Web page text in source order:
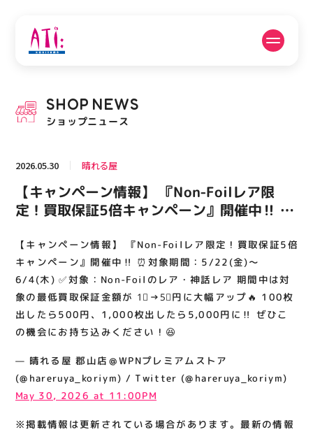
PICK UP NEWS
ピックアップニュース
フロアガイド 営業時間
ACCESS
アクセス・駐車場
RECRUIT
スタッフ募集
関連情報
お問い合わせ
プライバシーポリシー
サイトポリシー
SHOP NEWS
ショップニュース
2026.05.30 晴れる屋
【キャンペーン情報】 『Non-Foilレア限
定！買取保証5倍キャンペーン』開催中‼️ ⏰
Non-Foilのレア・神話レア 期間中は対象の
最低買取保証金額が 1⃣→5⃣円に大幅アップ
🔥 100枚出したら500円、1,000枚出したら
5,000円に‼️ ぜひこの機会にお持ち込みくだ
さい！😆
【キャンペーン情報】 『Non-Foilレア限定！買取保証5倍
キャンペーン』開催中‼️ ⏰対象期間：5/22(金)～
6/4(木) ✅対象：Non-Foilのレア・神話レア 期間中は対
象の最低買取保証金額が 1⃣→5⃣円に大幅アップ🔥 100枚
出したら500円、1,000枚出したら5,000円に‼️ ぜひこ
の機会にお持ち込みください！😆
— 晴れる屋 郡山店＠WPNプレミアムストア
(@hareruya_koriym) / Twitter (@hareruya_koriym)
May 30, 2026 at 11:00PM
※掲載情報は更新されている場合があります。最新の情報